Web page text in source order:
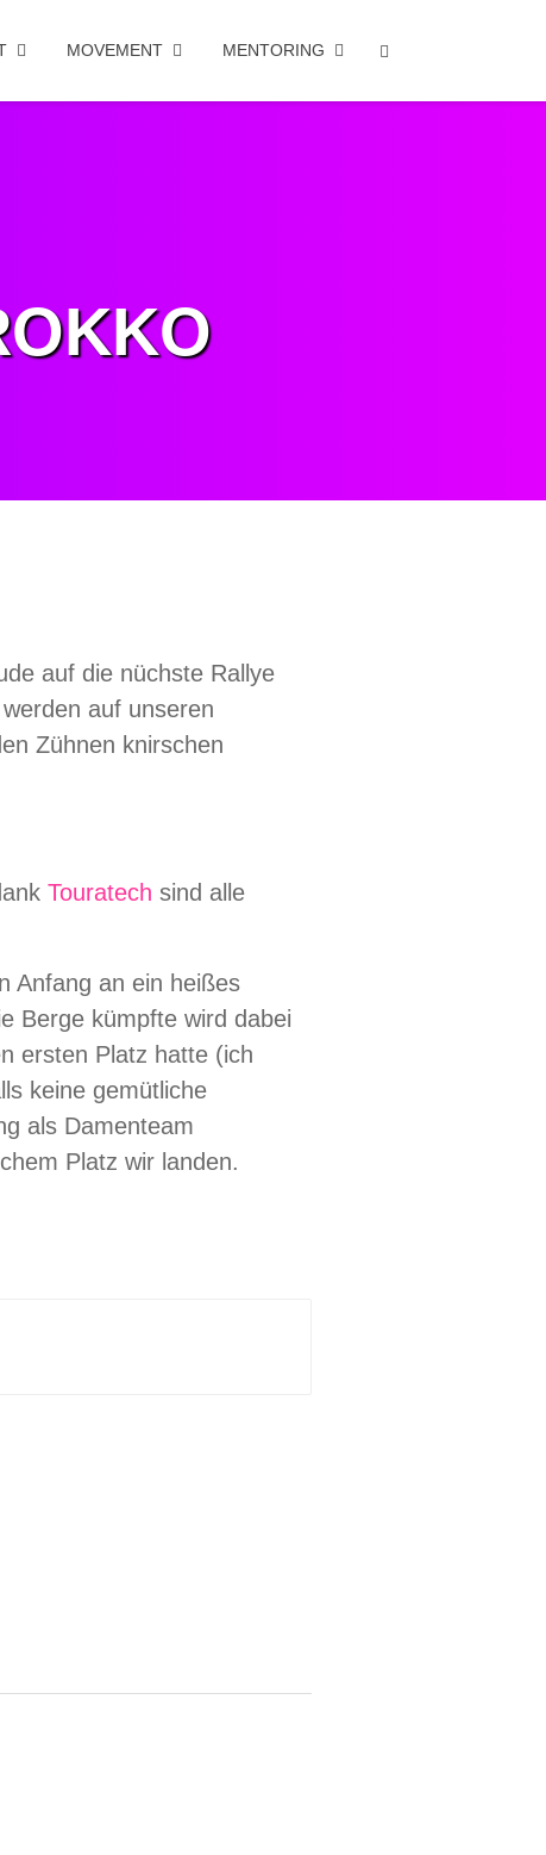
MOVEMENT MENTORING
auf die nüchste Rallye
auf unseren
Zühnen knirschen
Touratech sind alle
Anfang an ein heißes
Berge kümpfte wird dabei
ersten Platz hatte (ich
keine gemütliche
als Damenteam
Platz wir landen.